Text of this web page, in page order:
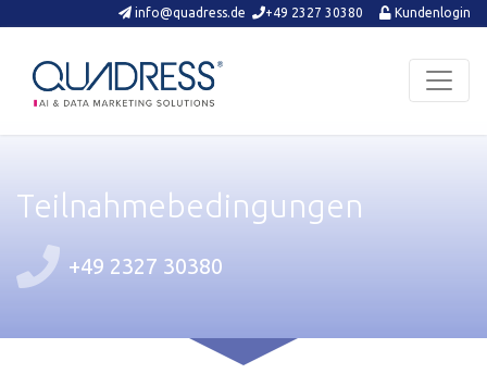
Schnellkontakte und Logininfo@quadress.de +49 2327 30380 Kundenlogin
Teilnahmebedingungen
+49 2327 30380